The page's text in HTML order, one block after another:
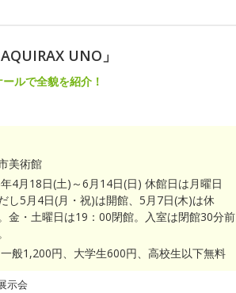
UNO」
ルで全貌を紹介！
美術館
4月18日(土)～6月14日(日) 休館日は月曜日
だし5月4日(月・祝)は開館、5月7日(木)は休
金・土曜日は19：00閉館。入室は閉館30分前
般1,200円、大学生600円、高校生以下無料
示会